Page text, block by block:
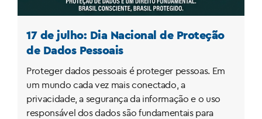
17 de julho: Dia Nacional de Proteção
de Dados Pessoais
Proteger dados pessoais é proteger pessoas. Em
um mundo cada vez mais conectado, a
privacidade, a segurança da informação e o uso
responsável dos dados são fundamentais para